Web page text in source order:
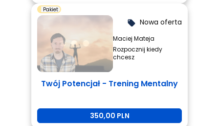
Pakiet
local_offer Nowa oferta
Maciej Mateja
Rozpocznij kiedy
chcesz
Twój Potencjał - Trening Mentalny
350,00 PLN